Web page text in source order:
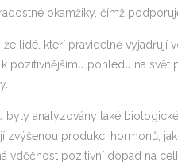
okamžiky, čímž
že lidé, kteří pravidelně vyjadřují
pozitivnějšímu pohledu na svět
byly analyzovány také
zvýšenou produkci hormonů,
vděčnost pozitivní dopad na